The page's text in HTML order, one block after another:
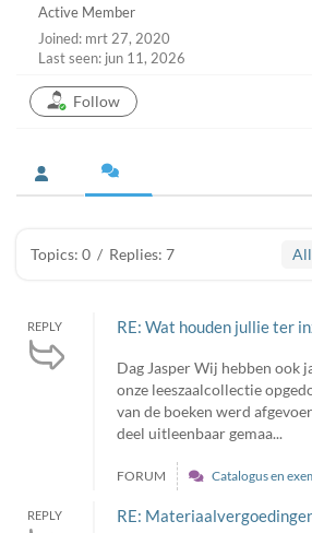
Active Member
Joined: mrt 27, 2020
Last seen: jun 11, 2026
Follow
Topics: 0 / Replies: 7 All
REPLY RE: Wat houden jullie ter
Dag Jasper Wij hebben ook
onze leeszaalcollectie
van de boeken werd
deel uitleenbaar gemaa...
FORUM Catalogus en
REPLY
RE: